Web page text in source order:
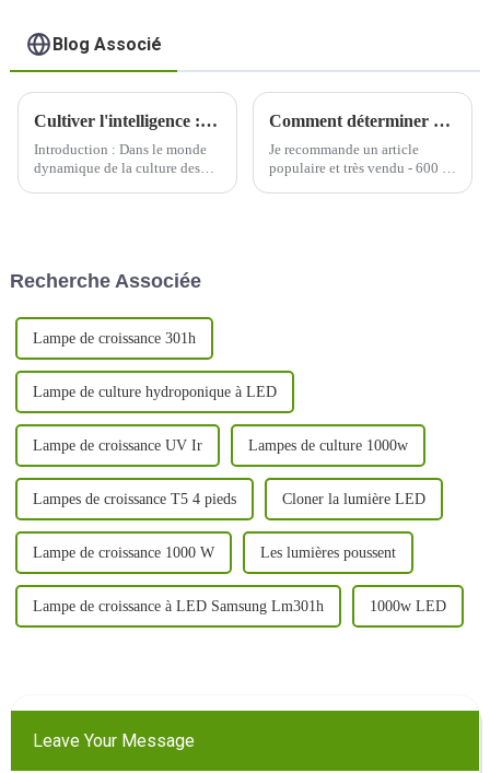
Blog Associé
Cultiver l'intelligence : éclairer l'avenir avec des lampes de culture à LED
Introduction : Dans le monde
dynamique de la culture des
voyage pour cultiver de
difficile...
Comment déterminer quelle longueur d’onde de lumière est nécessaire à la croissance de votre plante ?
Je recommande un article
populaire et très vendu - 600 W
Recherche Associée
Lampe de croissance 301h
Lampe de culture hydroponique à LED
Lampe de croissance UV Ir Lampes de culture 1000w
Lampes de croissance T5 4 pieds Cloner la lumière LED
Lampe de croissance 1000 W Les lumières poussent
Lampe de croissance à LED Samsung Lm301h 1000w LED
Leave Your Message